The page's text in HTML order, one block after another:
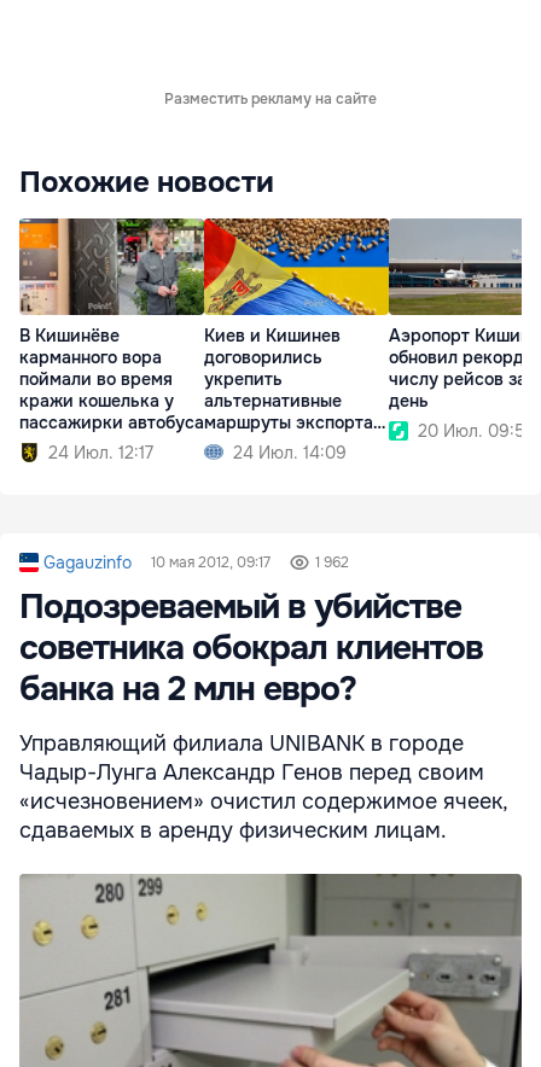
Разместить рекламу на сайте
Похожие новости
В Кишинёве
карманного вора
поймали во время
кражи кошелька у
пассажирки автобуса
24 Июл. 12:17
Киев и Кишинев
договорились
укрепить
альтернативные
маршруты экспорта
зерна24 Июл. 14:09
Аэропорт
обновил рекорд
числу рейсов за
день
20 Июл. 09:50
Gagauzinfo 10 мая 2012, 09:17 1 962
Подозреваемый в убийстве
советника обокрал клиентов
банка на 2 млн евро?
Управляющий филиала UNIBANK в городе
Чадыр-Лунга Александр Генов перед своим
«исчезновением» очистил содержимое ячеек,
сдаваемых в аренду физическим лицам.